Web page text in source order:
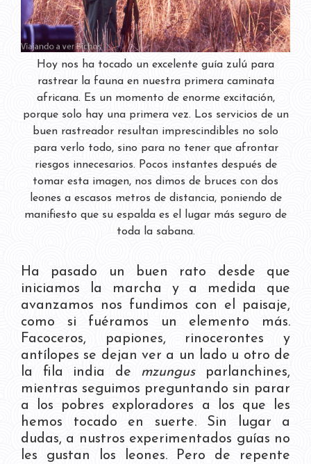
Hoy nos ha tocado un excelente guía zulú para
rastrear la fauna en nuestra primera caminata
africana. Es un momento de enorme excitación,
porque solo hay una primera vez. Los servicios de un
buen rastreador resultan imprescindibles no solo
para verlo todo, sino para no tener que afrontar
riesgos innecesarios. Pocos instantes después de
tomar esta imagen, nos dimos de bruces con dos
leones a escasos metros de distancia, poniendo de
manifiesto que su espalda es el lugar más seguro de
toda la sabana.
Ha pasado un buen rato desde que
iniciamos la marcha y a medida que
avanzamos nos fundimos con el paisaje,
como si fuéramos un elemento más.
Facoceros, papiones, rinocerontes y
antílopes se dejan ver a un lado u otro de
la fila india de mzungus parlanchines,
mientras seguimos preguntando sin parar
a los pobres exploradores a los que les
hemos tocado en suerte. Sin lugar a
dudas, a nustros experimentados guías no
les gustan los leones. Pero de repente